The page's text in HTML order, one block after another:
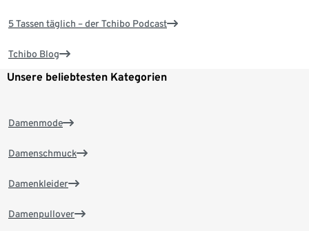
5 Tassen täglich – der Tchibo Podcast
Tchibo Blog
Unsere beliebtesten Kategorien
Damenmode
Damenschmuck
Damenkleider
Damenpullover